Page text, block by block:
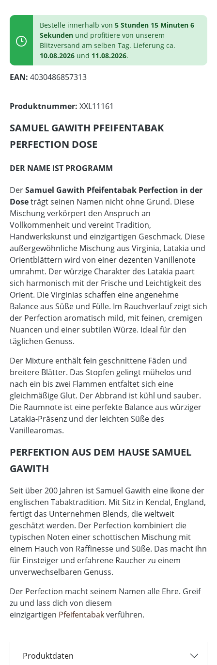
Bestelle innerhalb von 5 Stunden 15 Minuten 6
Sekunden und profitiere von unserem
Blitzversand am selben Tag. Lieferung ca.
10.08.2026 und 11.08.2026.
EAN: 4030486857313
Produktnummer: XXL11161
SAMUEL GAWITH PFEIFENTABAK
PERFECTION DOSE
DER NAME IST PROGRAMM
DerSamuel Gawith Pfeifentabak Perfection in der
Doseträgt seinen Namen nicht ohne Grund. Diese
Mischung verkörpert den Anspruch an
Vollkommenheit und vereint Tradition,
Handwerkskunst und einzigartigen Geschmack. Diese
außergewöhnliche Mischung aus Virginia, Latakia und
Orientblättern wird von einer dezenten Vanillenote
umrahmt. Der würzige Charakter des Latakia paart
sich harmonisch mit der Frische und Leichtigkeit des
Orient. Die Virginias schaffen eine angenehme
Balance aus Süße und Fülle. Im Rauchverlauf zeigt sich
der Perfection aromatisch mild, mit feinen, cremigen
Nuancen und einer subtilen Würze. Ideal für den
täglichen Genuss.
Der Mixture enthält fein geschnittene Fäden und
breitere Blätter. Das Stopfen gelingt mühelos und
nach ein bis zwei Flammen entfaltet sich eine
gleichmäßige Glut. Der Abbrand ist kühl und sauber.
Die Raumnote ist eine perfekte Balance aus würziger
Latakia-Präsenz und der leichten Süße des
Vanillearomas.
PERFEKTION AUS DEM HAUSE SAMUEL
GAWITH
Seit über 200 Jahren ist Samuel Gawith eine Ikone der
englischen Tabaktradition. Mit Sitz in Kendal, England,
fertigt das Unternehmen Blends, die weltweit
geschätzt werden. Der Perfection kombiniert die
typischen Noten einer schottischen Mischung mit
einem Hauch von Raffinesse und Süße. Das macht ihn
für Einsteiger und erfahrene Raucher zu einem
unverwechselbaren Genuss.
Der Perfection macht seinem Namen alle Ehre. Greif
zu und lass dich von diesem
einzigartigen Pfeifentabakverführen.
Produktdaten